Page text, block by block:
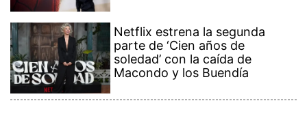
Netflix estrena la segunda
parte de ‘Cien años de
soledad’ con la caída de
Macondo y los Buendía